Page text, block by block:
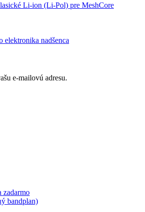
Li-ion (Li-Pol) pre MeshCore
nadšenca
e-mailovú adresu.
zadarmo
bandplan)